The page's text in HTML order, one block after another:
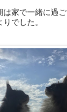
は家で一緒に過
でした。